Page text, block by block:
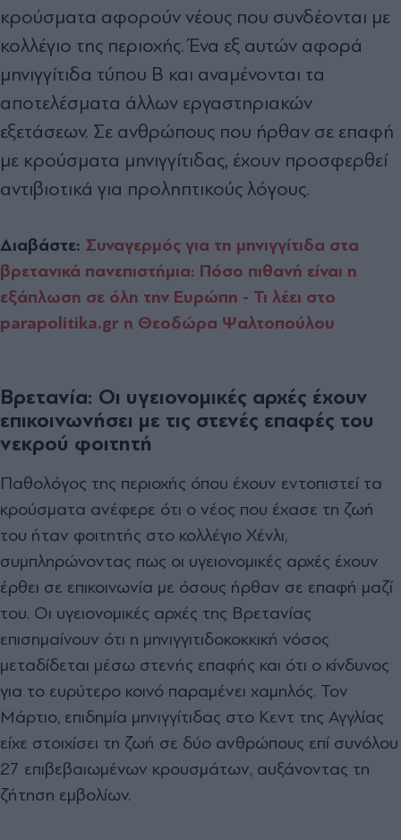
κρούσματα αφορούν νέους που συνδέονται με
κολλέγιο της περιοχής. Ένα εξ αυτών αφορά
μηνιγγίτιδα τύπου Β και αναμένονται τα
αποτελέσματα άλλων εργαστηριακών
εξετάσεων. Σε ανθρώπους που ήρθαν σε επαφή
με κρούσματα μηνιγγίτιδας, έχουν προσφερθεί
αντιβιοτικά για προληπτικούς λόγους.
Διαβάστε: Συναγερμός για τη μηνιγγίτιδα στα
βρετανικά πανεπιστήμια: Πόσο πιθανή είναι η
εξάπλωση σε όλη την Ευρώπη - Τι λέει στο
parapolitika.gr η Θεοδώρα Ψαλτοπούλου
Βρετανία: Οι υγειονομικές αρχές έχουν
επικοινωνήσει με τις στενές επαφές του
νεκρού φοιτητή
Παθολόγος της περιοχής όπου έχουν εντοπιστεί τα
κρούσματα ανέφερε ότι ο νέος που έχασε τη ζωή
του ήταν φοιτητής στο κολλέγιο Χένλι,
συμπληρώνοντας πως οι υγειονομικές αρχές έχουν
έρθει σε επικοινωνία με όσους ήρθαν σε επαφή μαζί
του. Οι υγειονομικές αρχές της Βρετανίας
επισημαίνουν ότι η μηνιγγιτιδοκοκκική νόσος
μεταδίδεται μέσω στενής επαφής και ότι ο κίνδυνος
για το ευρύτερο κοινό παραμένει χαμηλός. Τον
Μάρτιο, επιδημία μηνιγγίτιδας στο Κεντ της Αγγλίας
είχε στοιχίσει τη ζωή σε δύο ανθρώπους επί συνόλου
27 επιβεβαιωμένων κρουσμάτων, αυξάνοντας τη
ζήτηση εμβολίων.